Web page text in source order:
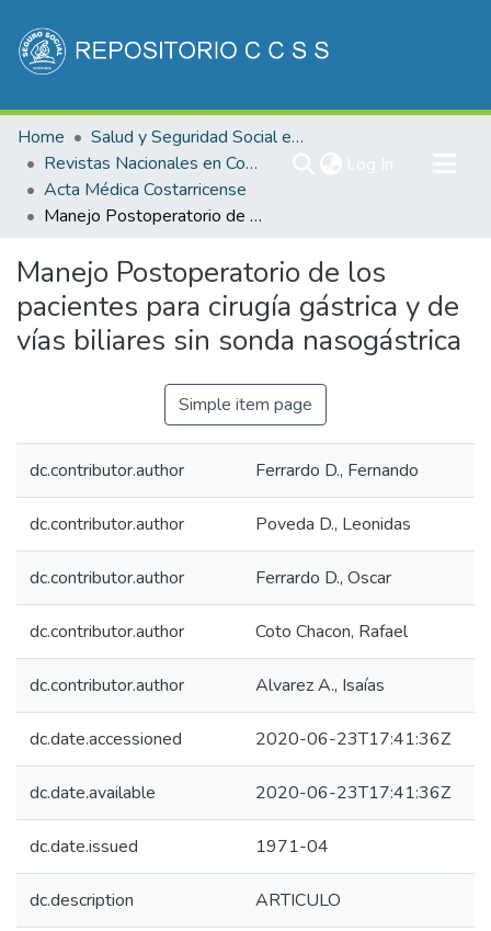
Communities & Collections
All of DSpace
Statistics
Home
Salud y Seguridad Social en Costa Rica
Revistas Nacionales en Costa Rica
Acta Médica Costarricense
Manejo Postoperatorio de los pacientes para cirugía gástrica y de vías biliares sin sonda nasogástrica
Manejo Postoperatorio de los
pacientes para cirugía gástrica y de
vías biliares sin sonda nasogástrica
Simple item page
dc.contributor.author Ferrardo D., Fernando
dc.contributor.author Poveda D., Leonidas
dc.contributor.author Ferrardo D., Oscar
dc.contributor.author Coto Chacon, Rafael
dc.contributor.author Alvarez A., Isaías
dc.date.accessioned 2020-06-23T17:41:36Z
dc.date.available 2020-06-23T17:41:36Z
dc.date.issued 1971-04
dc.description ARTICULO